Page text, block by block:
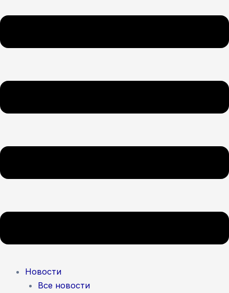
Новости
Все новости